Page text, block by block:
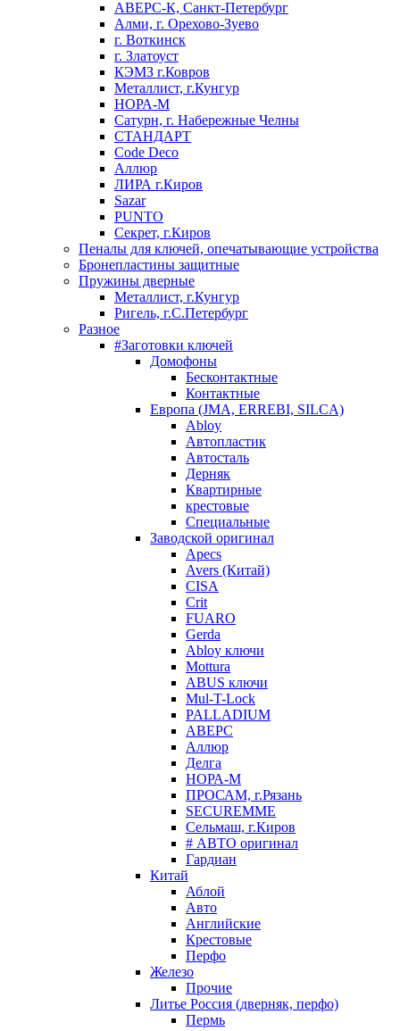
АВЕРС-К, Санкт-Петербург
Алми, г. Орехово-Зуево
г. Воткинск
г. Златоуст
КЭМЗ г.Ковров
Металлист, г.Кунгур
НОРА-М
Сатурн, г. Набережные Челны
СТАНДАРТ
Code Deco
Аллюр
ЛИРА г.Киров
Sazar
PUNTO
Секрет, г.Киров
Пеналы для ключей, опечатывающие устройства
Бронепластины защитные
Пружины дверные
Металлист, г.Кунгур
Ригель, г.С.Петербург
Разное
#Заготовки ключей
Домофоны
Бесконтактные
Контактные
Европа (JMA, ERREBI, SILCA)
Abloy
Автопластик
Автосталь
Дерняк
Квартирные
крестовые
Специальные
Заводской оригинал
Apecs
Avers (Китай)
CISA
Crit
FUARO
Gerda
Abloy ключи
Mottura
ABUS ключи
Mul-T-Lock
PALLADIUM
АВЕРС
Аллюр
Делга
НОРА-М
ПРОСАМ, г.Рязань
SECUREMME
Сельмаш, г.Киров
# АВТО оригинал
Гардиан
Китай
Аблой
Авто
Английские
Крестовые
Перфо
Железо
Прочие
Литье Россия (дверняк, перфо)
Пермь